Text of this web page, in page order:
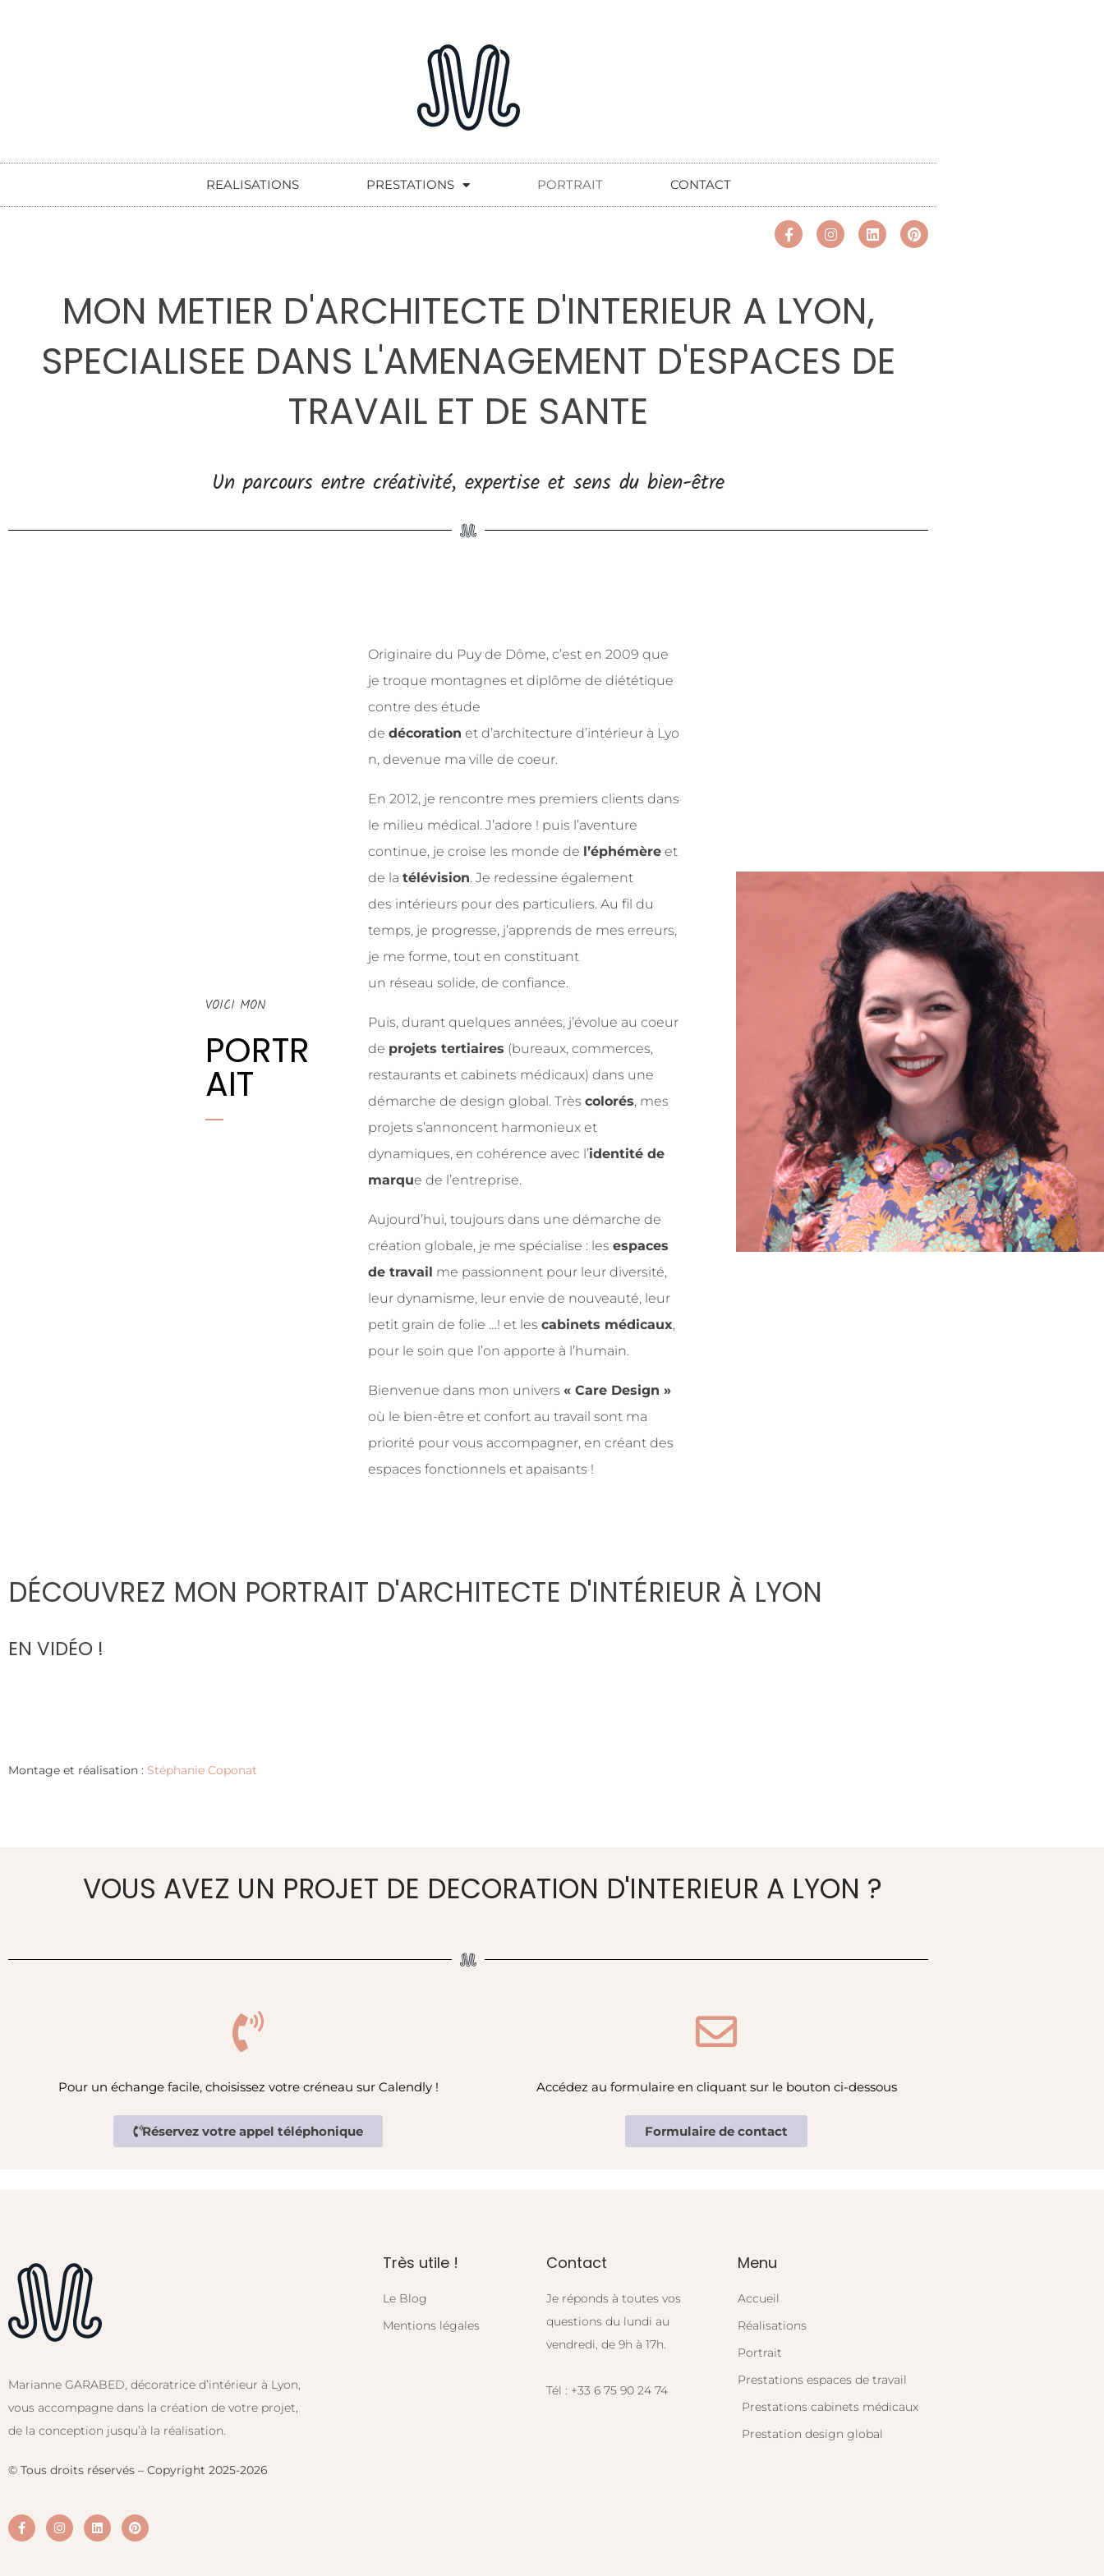
REALISATIONS PRESTATIONS PORTRAIT CONTACT
MON METIER D'ARCHITECTE D'INTERIEUR A LYON,
SPECIALISEE DANS L'AMENAGEMENT D'ESPACES DE
TRAVAIL ET DE SANTE
Un parcours entre créativité, expertise et sens du bien-être
VOICI MON
PORTR
AIT
Originaire du Puy de Dôme, c’est en 2009 que
je troque montagnes et diplôme de diététique
contre des étude
de décoration et d’architecture d’intérieur à Lyo
n, devenue ma ville de coeur.
En 2012, je rencontre mes premiers clients dans
le milieu médical. J’adore ! puis l’aventure
continue, je croise les monde de l’éphémèreet
de la télévision. Je redessine également
des intérieurs pour des particuliers. Au fil du
temps, je progresse, j’apprends de mes erreurs,
je me forme, tout en constituant
un réseau solide, de confiance.
Puis, durant quelques années, j’évolue au coeur
de projets tertiaires (bureaux, commerces,
restaurants et cabinets médicaux) dans une
démarche de design global. Très colorés, mes
projets s’annoncent harmonieux et
dynamiques, en cohérence avec l’identité de
marque de l’entreprise.
Aujourd’hui, toujours dans une démarche de
création globale, je me spécialise : les espaces
de travail me passionnent pour leur diversité,
leur dynamisme, leur envie de nouveauté, leur
petit grain de folie …! et les cabinets médicaux,
pour le soin que l’on apporte à l’humain.
Bienvenue dans mon univers « Care Design »
où le bien-être et confort au travail sont ma
priorité pour vous accompagner, en créant des
espaces fonctionnels et apaisants !
DÉCOUVREZ MON PORTRAIT D'ARCHITECTE D'INTÉRIEUR À LYON
EN VIDÉO !
Montage et réalisation : Stéphanie Coponat
VOUS AVEZ UN PROJET DE DECORATION D'INTERIEUR A LYON ?
Pour un échange facile, choisissez votre créneau sur Calendly !
Réservez votre appel téléphonique
Accédez au formulaire en cliquant sur le bouton ci-dessous
Formulaire de contact
Marianne GARABED, décoratrice d’intérieur à Lyon,
vous accompagne dans la création de votre projet,
de la conception jusqu’à la réalisation.
© Tous droits réservés – Copyright 2025-2026
Très utile !
Le Blog
Mentions légales
Contact
Je réponds à toutes vos
questions du lundi au
vendredi, de 9h à 17h.
Tél : +33 6 75 90 24 74
Menu
Accueil
Réalisations
Portrait
Prestations espaces de travail
Prestations cabinets médicaux
Prestation design global